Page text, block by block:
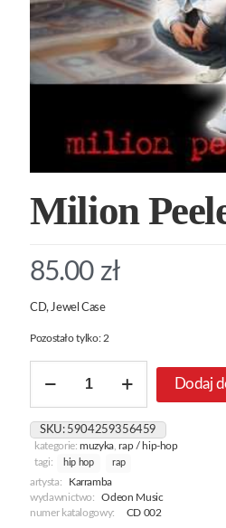
Milion
85.00 zł
CD, Jewel Case
Pozostało tylko: 2
Milion
Dodaj
SKU: 5904259356459
kategorie:muzyka,rap / hip-hop
tagi:
hip hop rap
artysta:
Karramba
wydawnictwo:
Odeon Music
numer katalogowy:
CD 002